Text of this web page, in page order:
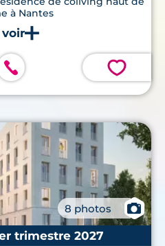
à Nantes
💗
8 photos
📷
trimestre 2027